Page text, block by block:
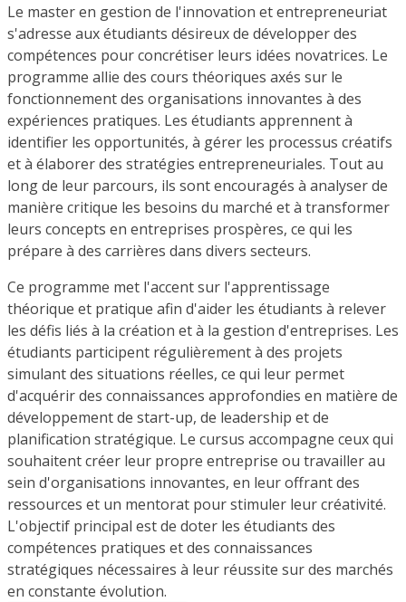
Le master en gestion de l'innovation et entrepreneuriat
s'adresse aux étudiants désireux de développer des
compétences pour concrétiser leurs idées novatrices. Le
programme allie des cours théoriques axés sur le
fonctionnement des organisations innovantes à des
expériences pratiques. Les étudiants apprennent à
identifier les opportunités, à gérer les processus créatifs
et à élaborer des stratégies entrepreneuriales. Tout au
long de leur parcours, ils sont encouragés à analyser de
manière critique les besoins du marché et à transformer
leurs concepts en entreprises prospères, ce qui les
prépare à des carrières dans divers secteurs.
Ce programme met l'accent sur l'apprentissage
théorique et pratique afin d'aider les étudiants à relever
les défis liés à la création et à la gestion d'entreprises. Les
étudiants participent régulièrement à des projets
simulant des situations réelles, ce qui leur permet
d'acquérir des connaissances approfondies en matière de
développement de start-up, de leadership et de
planification stratégique. Le cursus accompagne ceux qui
souhaitent créer leur propre entreprise ou travailler au
sein d'organisations innovantes, en leur offrant des
ressources et un mentorat pour stimuler leur créativité.
L'objectif principal est de doter les étudiants des
compétences pratiques et des connaissances
stratégiques nécessaires à leur réussite sur des marchés
en constante évolution.